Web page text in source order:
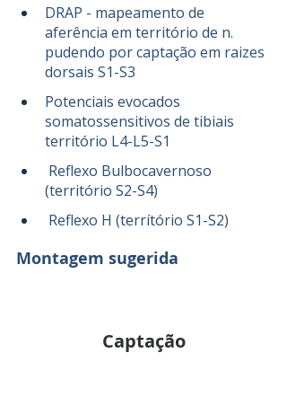
DRAP - mapeamento de
aferência em território de n.
pudendo por captação em raizes
dorsais S1-S3
Potenciais evocados
somatossensitivos de tibiais
território L4-L5-S1
(território S2-S4)
Reflexo H (terrítório S1-S2)
Montagem sugerida
Captação